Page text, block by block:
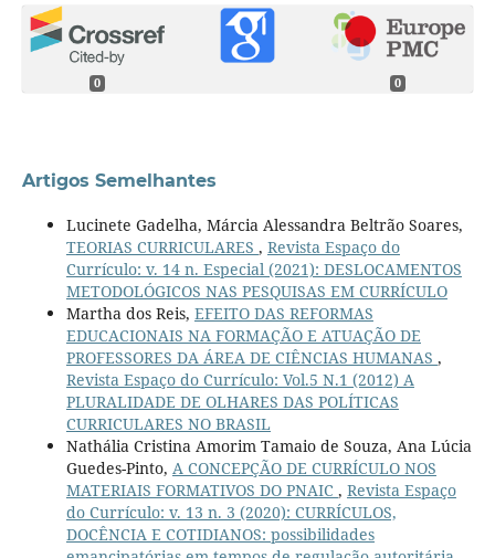
0 0
Artigos Semelhantes
Lucinete Gadelha, Márcia Alessandra Beltrão Soares,
TEORIAS CURRICULARES , Revista Espaço do
Currículo: v. 14 n. Especial (2021): DESLOCAMENTOS
METODOLÓGICOS NAS PESQUISAS EM CURRÍCULO
Martha dos Reis, EFEITO DAS REFORMAS
EDUCACIONAIS NA FORMAÇÃO E ATUAÇÃO DE
PROFESSORES DA ÁREA DE CIÊNCIAS HUMANAS ,
Revista Espaço do Currículo: Vol.5 N.1 (2012) A
PLURALIDADE DE OLHARES DAS POLÍTICAS
CURRICULARES NO BRASIL
Nathália Cristina Amorim Tamaio de Souza, Ana Lúcia
Guedes-Pinto, A CONCEPÇÃO DE CURRÍCULO NOS
MATERIAIS FORMATIVOS DO PNAIC , Revista Espaço
do Currículo: v. 13 n. 3 (2020): CURRÍCULOS,
DOCÊNCIA E COTIDIANOS: possibilidades